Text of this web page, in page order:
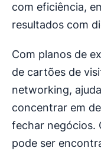
com eficiência,
resultados com
Com planos de
de cartões de
networking,
concentrar em
fechar negócios.
pode ser